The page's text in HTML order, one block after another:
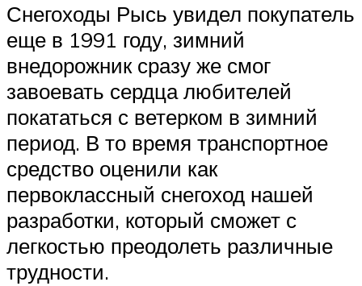
Снегоходы Рысь увидел покупатель
еще в 1991 году, зимний
внедорожник сразу же смог
завоевать сердца любителей
покататься с ветерком в зимний
период. В то время транспортное
средство оценили как
первоклассный снегоход нашей
разработки, который сможет с
легкостью преодолеть различные
трудности.